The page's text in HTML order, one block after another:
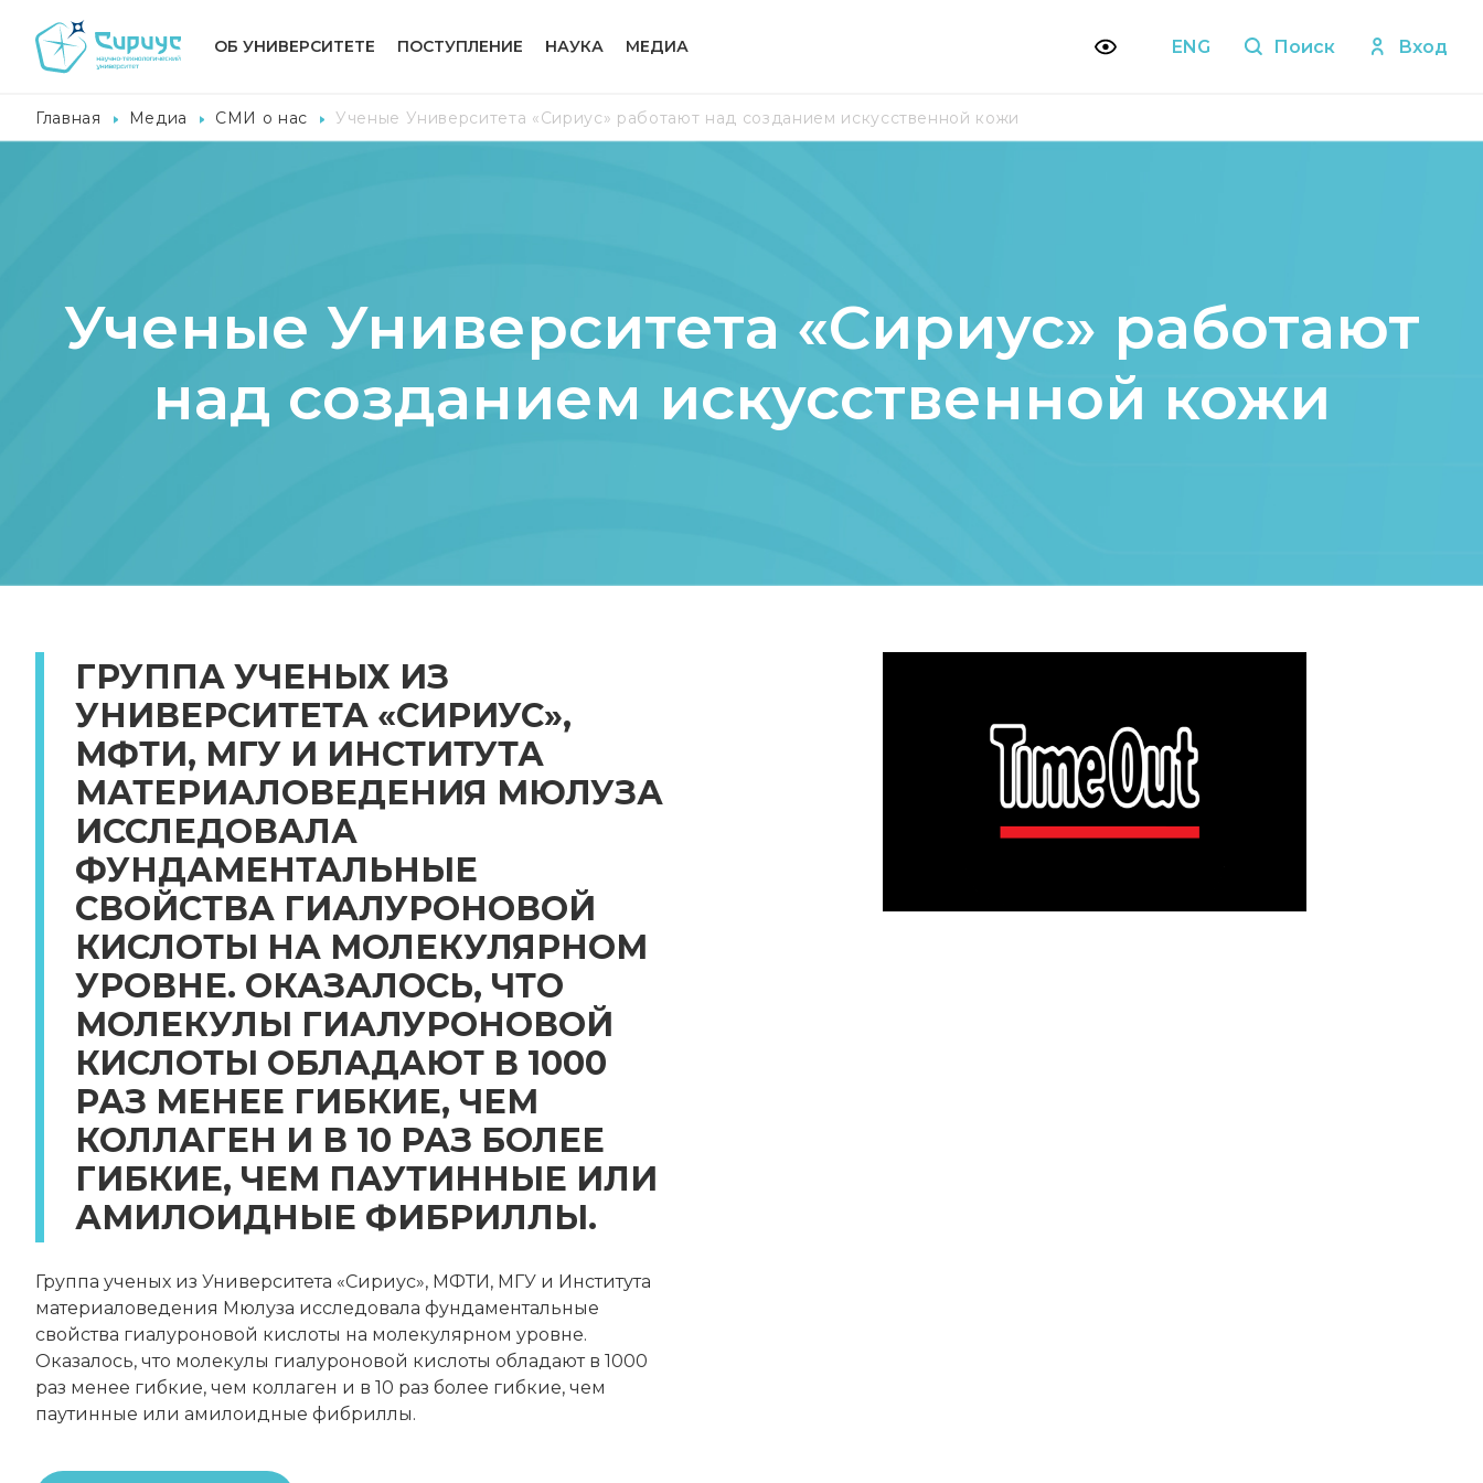
ОБ УНИВЕРСИТЕТЕ ПОСТУПЛЕНИЕ НАУКА МЕДИА ENG Поиск Вход
Главная Медиа СМИ о нас Ученые Университета «Сириус» работают над созданием искусственной кожи
Ученые Университета «Сириус» работают
над созданием искусственной кожи
ГРУППА УЧЕНЫХ ИЗ
УНИВЕРСИТЕТА «СИРИУС»,
МФТИ, МГУ И ИНСТИТУТА
МАТЕРИАЛОВЕДЕНИЯ МЮЛУЗА
ИССЛЕДОВАЛА
ФУНДАМЕНТАЛЬНЫЕ
СВОЙСТВА ГИАЛУРОНОВОЙ
КИСЛОТЫ НА МОЛЕКУЛЯРНОМ
УРОВНЕ. ОКАЗАЛОСЬ, ЧТО
МОЛЕКУЛЫ ГИАЛУРОНОВОЙ
КИСЛОТЫ ОБЛАДАЮТ В 1000
РАЗ МЕНЕЕ ГИБКИЕ, ЧЕМ
КОЛЛАГЕН И В 10 РАЗ БОЛЕЕ
ГИБКИЕ, ЧЕМ ПАУТИННЫЕ ИЛИ
АМИЛОИДНЫЕ ФИБРИЛЛЫ.
Группа ученых из Университета «Сириус», МФТИ, МГУ и Института
материаловедения Мюлуза исследовала фундаментальные
свойства гиалуроновой кислоты на молекулярном уровне.
Оказалось, что молекулы гиалуроновой кислоты обладают в 1000
раз менее гибкие, чем коллаген и в 10 раз более гибкие, чем
паутинные или амилоидные фибриллы.